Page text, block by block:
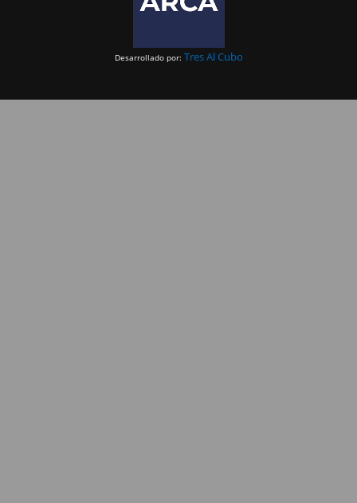
Desarrollado por: Tres Al Cubo